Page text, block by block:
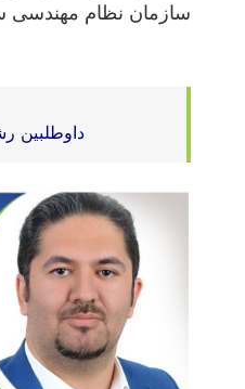
سازمان نظام مهندسی
داوطلبین